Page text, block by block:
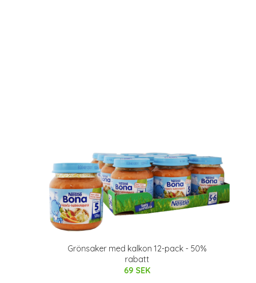
Grönsaker med kalkon 12-pack - 50%
rabatt
69 SEK